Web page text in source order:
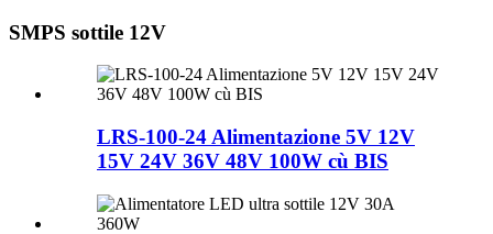
SMPS sottile 12V
LRS-100-24 Alimentazione 5V 12V
15V 24V 36V 48V 100W cù BIS